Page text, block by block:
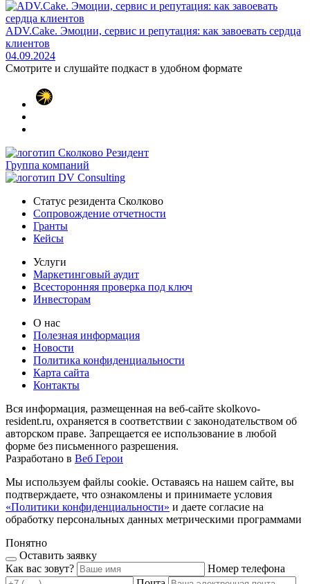
ADV.Cake. Эмоции, сервис и репутация: как завоевать сердца
клиентов
04.09.2024
Смотрите и слушайте подкаст в удобном формате
Группа компаний
Статус резидента Сколково
Сопровождение отчетности
Гранты
Кейсы
Услуги
Маркетинговый аудит
Всесторонняя проверка под ключ
Инвесторам
О нас
Полезная информация
Новости
Политика конфиденциальности
Карта сайта
Контакты
Вся информация, размещенная на веб-сайте skolkovo-
resident.ru, охраняется в соответствии с законодательством об
авторском праве. Запрещается ее использование в любой
форме без письменного разрешения.
Разработано в Веб Герои
Мы используем файлы cookie. Оставаясь на нашем сайте, вы
подтверждаете, что ознакомлены и принимаете условия
«Политики конфиденциальности» и даете согласие на
обработку персональных данных метрическими программами
Понятно
Оставить заявку
Как вас зовут?
Номер телефона